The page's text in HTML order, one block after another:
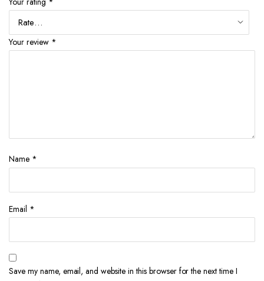
Your review *
Name *
Email *
Save my name, email, and website in this browser for the next time I